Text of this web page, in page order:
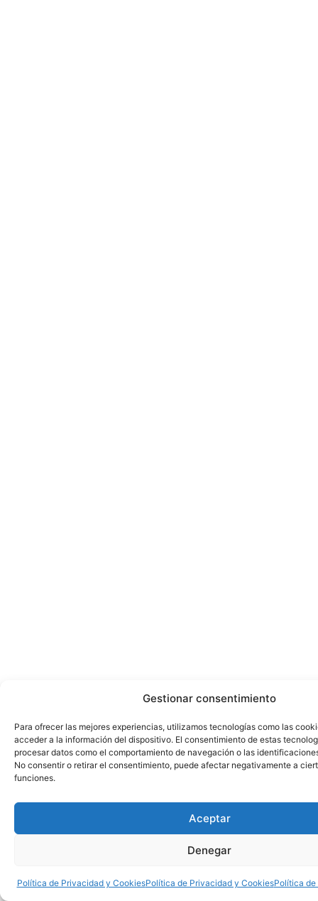
Gestionar consentimiento
Para ofrecer las mejores experiencias, utilizamos tecnologías como las
acceder a la información del dispositivo. El consentimiento de estas
procesar datos como el comportamiento de navegación o las
No consentir o retirar el consentimiento, puede afectar negativamente a
funciones.
Aceptar
Denegar
Política de Privacidad y CookiesPolítica de Privacidad y CookiesPolítica de